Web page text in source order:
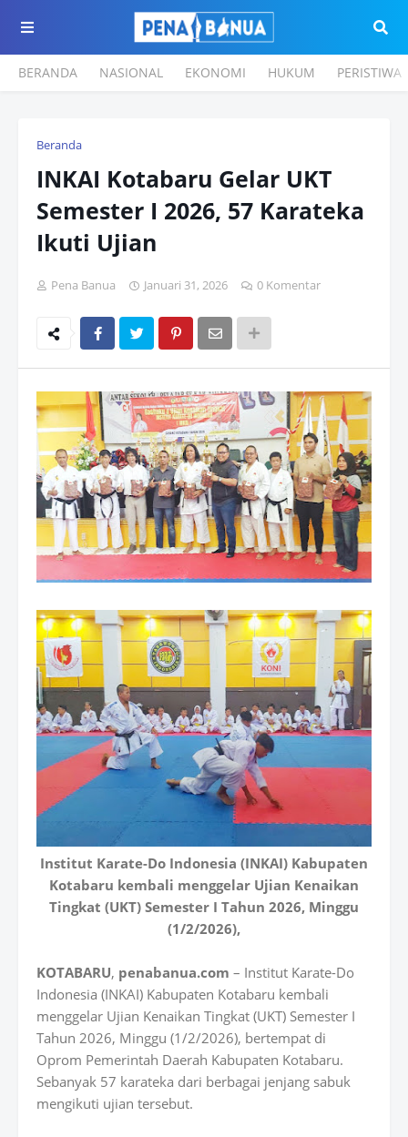
BERANDA NASIONAL EKONOMI HUKUM PERISTIWA
Beranda
INKAI Kotabaru Gelar UKT
Semester I 2026, 57 Karateka
Ikuti Ujian
Pena Banua Januari 31, 2026 0 Komentar
Institut Karate-Do Indonesia (INKAI) Kabupaten
Kotabaru kembali menggelar Ujian Kenaikan
Tingkat (UKT) Semester I Tahun 2026, Minggu
(1/2/2026),
KOTABARU, penabanua.com – Institut Karate-Do
Indonesia (INKAI) Kabupaten Kotabaru kembali
menggelar Ujian Kenaikan Tingkat (UKT) Semester I
Tahun 2026, Minggu (1/2/2026), bertempat di
Oprom Pemerintah Daerah Kabupaten Kotabaru.
Sebanyak 57 karateka dari berbagai jenjang sabuk
mengikuti ujian tersebut.